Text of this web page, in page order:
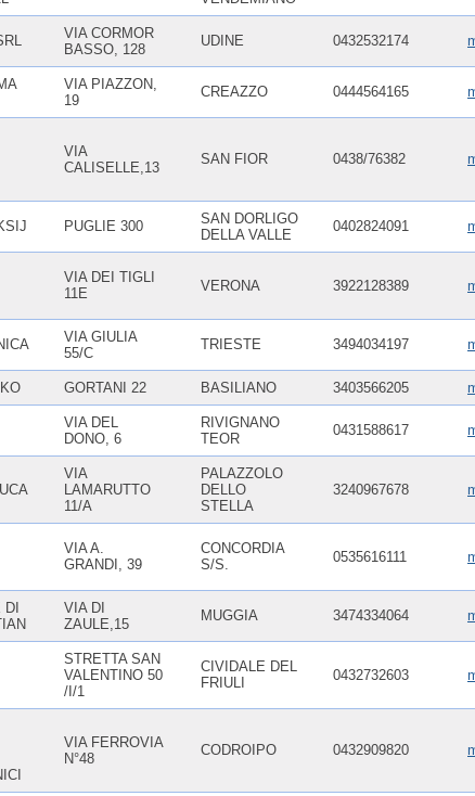
VIA CORMOR
BASSO, 128
UDINE 0432532174
VIA PIAZZON,
19
CREAZZO 0444564165
VIA
CALISELLE,13
SAN FIOR 0438/76382
PUGLIE 300
SAN DORLIGO
DELLA VALLE
0402824091
VIA DEI TIGLI
11E
VERONA 3922128389
VIA GIULIA
55/C
TRIESTE 3494034197
GORTANI 22 BASILIANO 3403566205
VIA DEL
DONO, 6
RIVIGNANO
TEOR
0431588617
VIA
LAMARUTTO
11/A
PALAZZOLO
DELLO
STELLA
3240967678
VIA A.
GRANDI, 39
CONCORDIA
S/S.
0535616111
VIA DI
ZAULE,15
MUGGIA 3474334064
STRETTA SAN
VALENTINO 50
/I/1
CIVIDALE DEL
FRIULI
0432732603
VIA FERROVIA
N°48
CODROIPO 0432909820